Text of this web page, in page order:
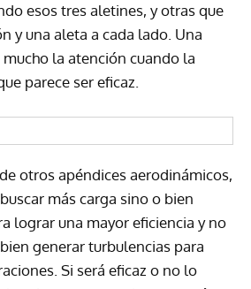
esos tres aletines, y otras que
y una aleta a cada lado. Una
la atención cuando la
parece ser eficaz.
otros apéndices aerodinámicos,
más carga sino o bien
lograr una mayor eficiencia y no
generar turbulencias para
Si será eficaz o no lo